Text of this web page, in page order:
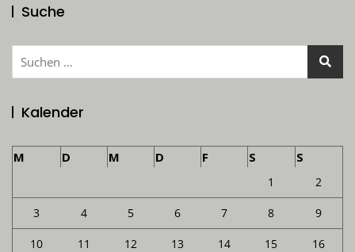
Suche
Suchen
Kalender
M D M D F S S
1 2
3 4 5 6 7 8 9
10 11 12 13 14 15 16